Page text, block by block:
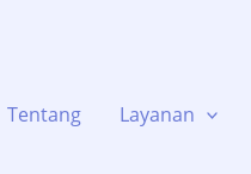
Tentang Layanan